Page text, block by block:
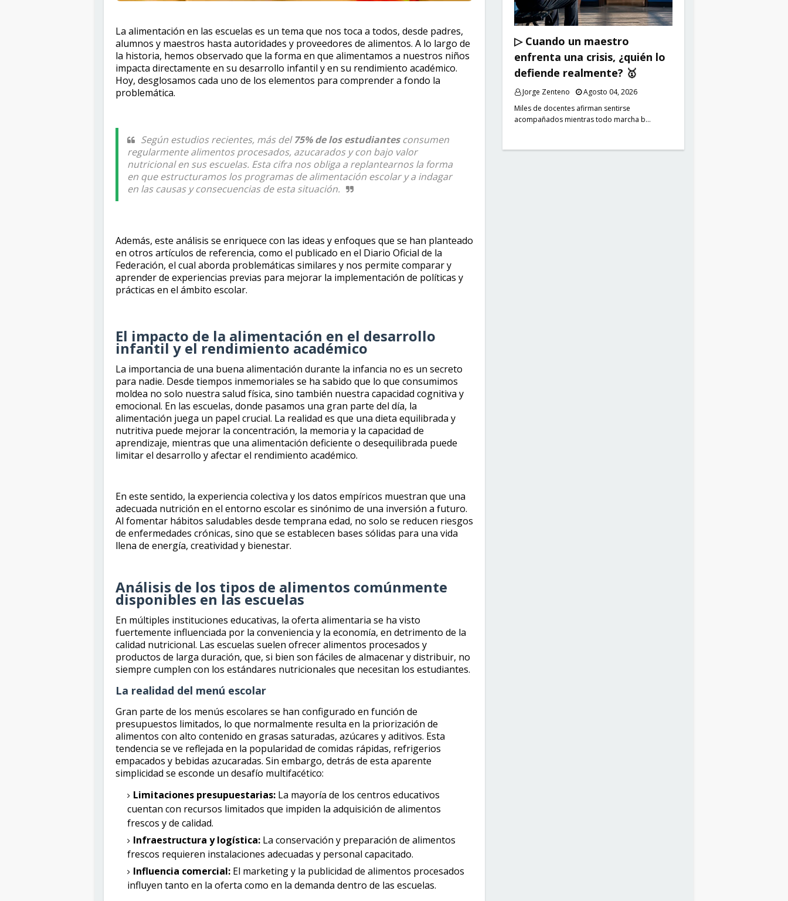
La alimentación en las escuelas es un tema que nos toca a todos, desde padres,
alumnos y maestros hasta autoridades y proveedores de alimentos. A lo largo de
la historia, hemos observado que la forma en que alimentamos a nuestros niños
impacta directamente en su desarrollo infantil y en su rendimiento académico.
Hoy, desglosamos cada uno de los elementos para comprender a fondo la
problemática.
Según estudios recientes, más del75% de los estudiantesconsumen
regularmente alimentos procesados, azucarados y con bajo valor
nutricional en sus escuelas. Esta cifra nos obliga a replantearnos la forma
en que estructuramos los programas de alimentación escolar y a indagar
en las causas y consecuencias de esta situación.
Además, este análisis se enriquece con las ideas y enfoques que se han planteado
en otros artículos de referencia, como el publicado en el Diario Oficial de la
Federación, el cual aborda problemáticas similares y nos permite comparar y
aprender de experiencias previas para mejorar la implementación de políticas y
prácticas en el ámbito escolar.
El impacto de la alimentación en el desarrollo
infantil y el rendimiento académico
La importancia de una buena alimentación durante la infancia no es un secreto
para nadie. Desde tiempos inmemoriales se ha sabido que lo que consumimos
moldea no solo nuestra salud física, sino también nuestra capacidad cognitiva y
emocional. En las escuelas, donde pasamos una gran parte del día, la
alimentación juega un papel crucial. La realidad es que una dieta equilibrada y
nutritiva puede mejorar la concentración, la memoria y la capacidad de
aprendizaje, mientras que una alimentación deficiente o desequilibrada puede
limitar el desarrollo y afectar el rendimiento académico.
En este sentido, la experiencia colectiva y los datos empíricos muestran que una
adecuada nutrición en el entorno escolar es sinónimo de una inversión a futuro.
Al fomentar hábitos saludables desde temprana edad, no solo se reducen riesgos
de enfermedades crónicas, sino que se establecen bases sólidas para una vida
llena de energía, creatividad y bienestar.
Análisis de los tipos de alimentos comúnmente
disponibles en las escuelas
En múltiples instituciones educativas, la oferta alimentaria se ha visto
fuertemente influenciada por la conveniencia y la economía, en detrimento de la
calidad nutricional. Las escuelas suelen ofrecer alimentos procesados y
productos de larga duración, que, si bien son fáciles de almacenar y distribuir, no
siempre cumplen con los estándares nutricionales que necesitan los estudiantes.
La realidad del menú escolar
Gran parte de los menús escolares se han configurado en función de
presupuestos limitados, lo que normalmente resulta en la priorización de
alimentos con alto contenido en grasas saturadas, azúcares y aditivos. Esta
tendencia se ve reflejada en la popularidad de comidas rápidas, refrigerios
empacados y bebidas azucaradas. Sin embargo, detrás de esta aparente
simplicidad se esconde un desafío multifacético:
Limitaciones presupuestarias: La mayoría de los centros educativos
cuentan con recursos limitados que impiden la adquisición de alimentos
frescos y de calidad.
Infraestructura y logística: La conservación y preparación de alimentos
frescos requieren instalaciones adecuadas y personal capacitado.
Influencia comercial: El marketing y la publicidad de alimentos procesados
influyen tanto en la oferta como en la demanda dentro de las escuelas.
▷ Cuando un maestro
enfrenta una crisis, ¿quién lo
defiende realmente? 🥇
Jorge Zenteno
Agosto 04, 2026
Miles de docentes afirman sentirse
acompañados mientras todo marcha b…